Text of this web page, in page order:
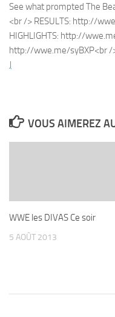
J
VOUS AIMEREZ
WWE les DIVAS Ce soir
5 AOÛT 2013